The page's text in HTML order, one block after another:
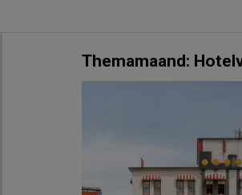
Themamaand: